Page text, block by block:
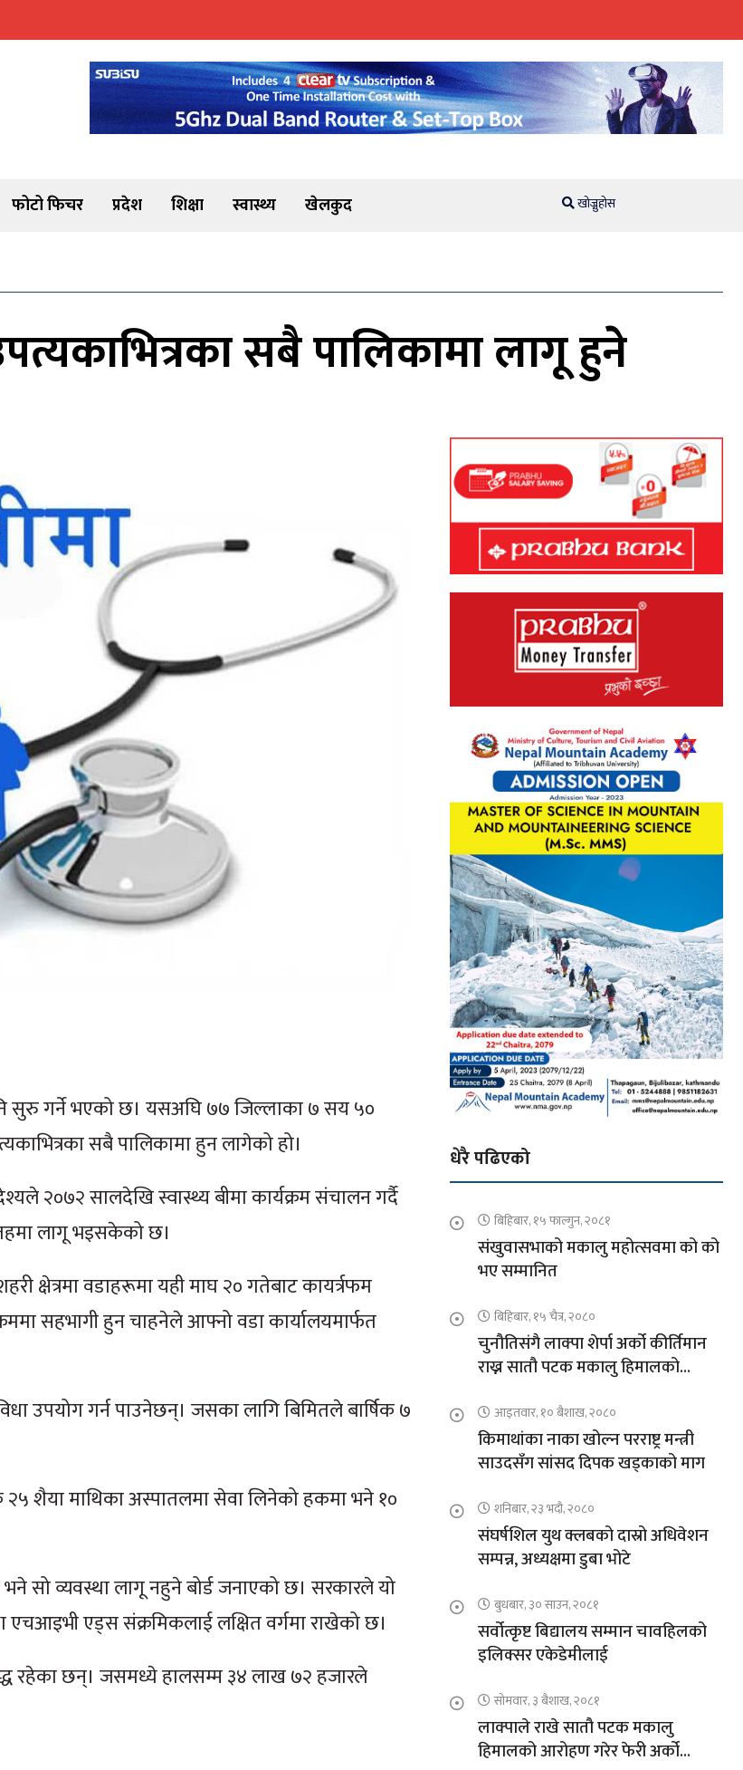
फोटो फिचर प्रदेश शिक्षा स्वास्थ्य खेलकुद खोज्नुहोस
सबै पालिकामा लागू हुने
सुरु गर्ने भएको छ। यसअघि ७७ जिल्लाका ७ सय ५०
सबै पालिकामा हुन लागेको हो।
२०७२ सालदेखि स्वास्थ्य बीमा कार्यक्रम संचालन गर्दै
लागू भइसकेको छ।
क्षेत्रमा वडाहरूमा यही माघ २० गतेबाट कायर्त्रफम
सहभागी हुन चाहनेले आफ्नो वडा कार्यालयमार्फत
उपयोग गर्न पाउनेछन्। जसका लागि बिमितले बार्षिक ७
शैया माथिका अस्पातलमा सेवा लिनेको हकमा भने १०
सो व्यवस्था लागू नहुने बोर्ड जनाएको छ। सरकारले यो
एचआइभी एड्स संक्रमिकलाई लक्षित वर्गमा राखेको छ।
रहेका छन्। जसमध्ये हालसम्म ३४ लाख ७२ हजारले
धेरै पढिएको
बिहिबार, १५ फाल्गुन, २०८१
संखुवासभाको मकालु महोत्सवमा को को
भए सम्मानित
बिहिबार, १५ चैत्र, २०८०
चुनौतिसंगै लाक्पा शेर्पा अर्को कीर्तिमान
राख्न सातौ पटक मकालु हिमालको
आइतवार, १० बैशाख, २०८०
किमाथांका नाका खोल्न परराष्ट्र मन्त्री
साउदसँग सांसद दिपक खड्काको माग
शनिबार, २३ भदौ, २०८०
संघर्षशिल युथ क्लबको दास्रो अधिवेशन
सम्पन्न, अध्यक्षमा डुबा भोटे
बुधबार, ३० साउन, २०८१
सर्वोत्कृष्ट बिद्यालय सम्मान चावहिलको
इलिक्सर एकेडेमीलाई
सोमवार, ३ बैशाख, २०८१
लाक्पाले राखे सातौ पटक मकालु
हिमालको आरोहण गरेर फेरी अर्को